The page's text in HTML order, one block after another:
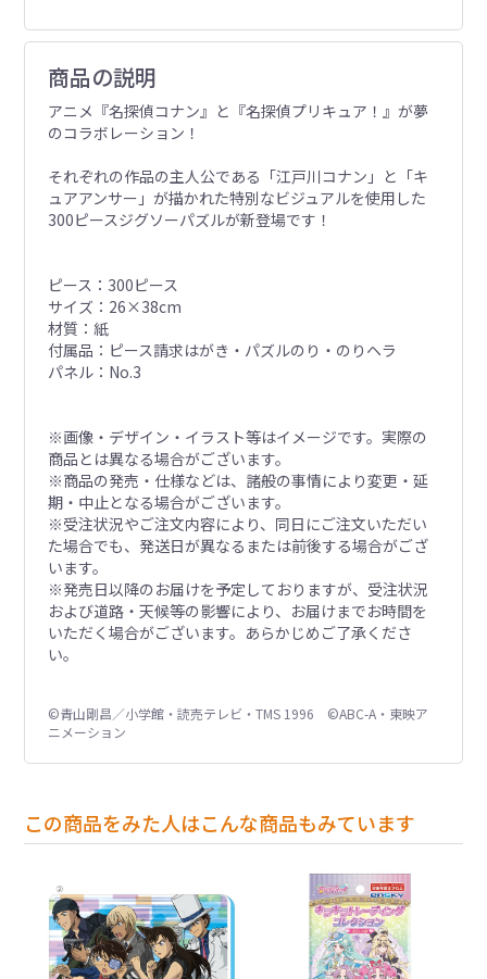
商品の説明
アニメ『名探偵コナン』と『名探偵プリキュア！』が夢
のコラボレーション！
それぞれの作品の主人公である「江戸川コナン」と「キ
ュアアンサー」が描かれた特別なビジュアルを使用した
300ピースジグソーパズルが新登場です！
ピース：300ピース
サイズ：26×38cm
材質：紙
付属品：ピース請求はがき・パズルのり・のりヘラ
パネル：No.3
※画像・デザイン・イラスト等はイメージです。実際の
商品とは異なる場合がございます。
※商品の発売・仕様などは、諸般の事情により変更・延
期・中止となる場合がございます。
※受注状況やご注文内容により、同日にご注文いただい
た場合でも、発送日が異なるまたは前後する場合がござ
います。
※発売日以降のお届けを予定しておりますが、受注状況
および道路・天候等の影響により、お届けまでお時間を
いただく場合がございます。あらかじめご了承くださ
い。
©青山剛昌／小学館・読売テレビ・TMS 1996 ©ABC-A・東映ア
ニメーション
この商品をみた人はこんな商品もみています